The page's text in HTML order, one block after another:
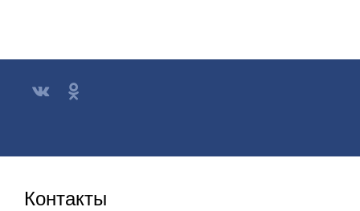
Контакты